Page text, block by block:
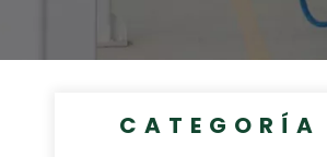
CATEGORÍA